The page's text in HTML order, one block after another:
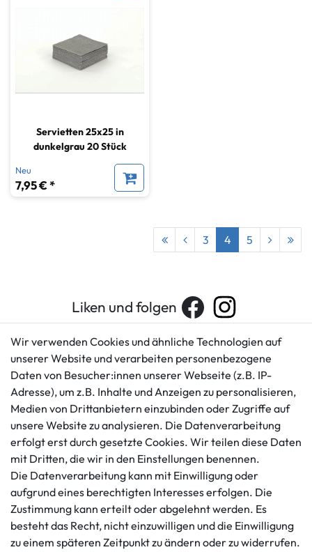
Servietten 25x25 in
dunkelgrau 20 Stück
Neu
7,95 € *
3 4 5
Liken und folgen
Kundenservice
+49 421 596586
Mo. - Fr. 9 - 16 Uhr
info@gameworld.de
Kontaktformular
Rechtliches
AGB
Impressum
Datenschutzerklärung
Barrierefreiheitserklärung
Widerrufs­recht
Vertrag widerrufen
Informationen
Ankauf
Über uns
Zahlungsmöglichkeiten
Wir verwenden Cookies und ähnliche Technologien auf
unserer Website und verarbeiten personenbezogene
Daten von Besucher:innen unserer Webseite (z.B. IP-
Adresse), um z.B. Inhalte und Anzeigen zu personalisieren,
Medien von Drittanbietern einzubinden oder Zugriffe auf
unsere Website zu analysieren. Die Datenverarbeitung
erfolgt erst durch gesetzte Cookies. Wir teilen diese Daten
mit Dritten, die wir in den Einstellungen benennen.
Die Datenverarbeitung kann mit Einwilligung oder
aufgrund eines berechtigten Interesses erfolgen. Die
Zustimmung kann erteilt oder abgelehnt werden. Es
besteht das Recht, nicht einzuwilligen und die Einwilligung
zu einem späteren Zeitpunkt zu ändern oder zu widerrufen.